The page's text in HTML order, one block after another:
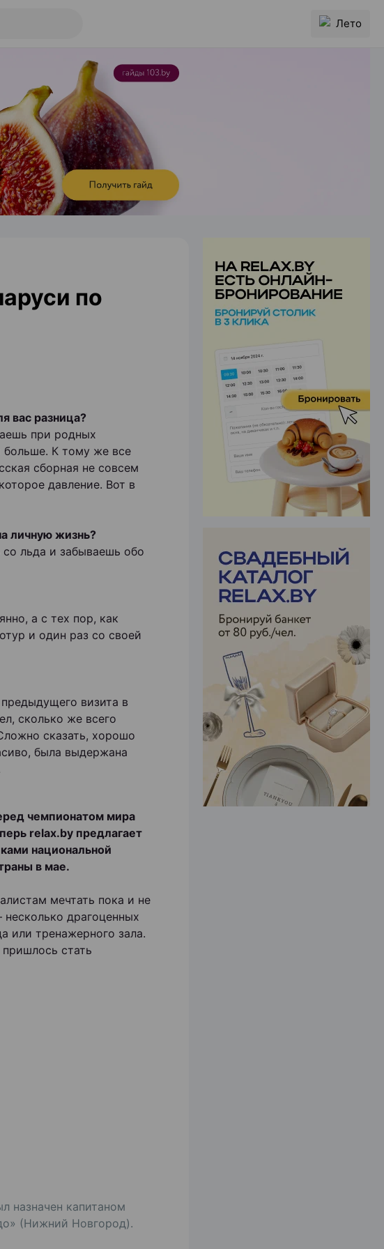
Лето
по
вас разница?
при родных
больше. К тому же все
сборная не совсем
давление. Вот в
личную жизнь?
льда и забываешь обо
а с тех пор, как
и один раз со своей
визита в
сколько же всего
сказать, хорошо
была выдержана
чемпионатом мира
relax.by предлагает
национальной
в мае.
мечтать пока и не
драгоценных
или тренажерного зала.
стать
назначен капитаном
(Нижний Новгород).
ЭФФЕКТИВНАЯ РЕКЛАМА НА САЙТЕ
ЭФФЕКТИВНАЯ РЕКЛАМА НА САЙТЕ